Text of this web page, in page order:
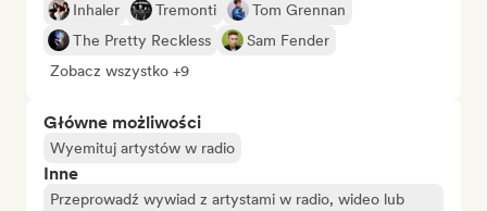
Inhaler
Tremonti
Tom Grennan
The Pretty Reckless
Sam Fender
Zobacz wszystko +9
Główne możliwości
Wyemituj artystów w radio
Inne
Przeprowadź wywiad z artystami w radio, wideo lub